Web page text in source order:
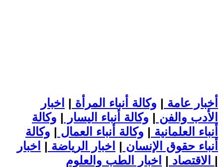
أخبار عامة | وكالة أنباء المرأة | اخبار
الأدب والفن | وكالة أنباء اليسار | وكالة
أنباء العلمانية | وكالة أنباء العمال | وكالة
أنباء حقوق الإنسان | اخبار الرياضة | اخبار
الاقتصاد | |